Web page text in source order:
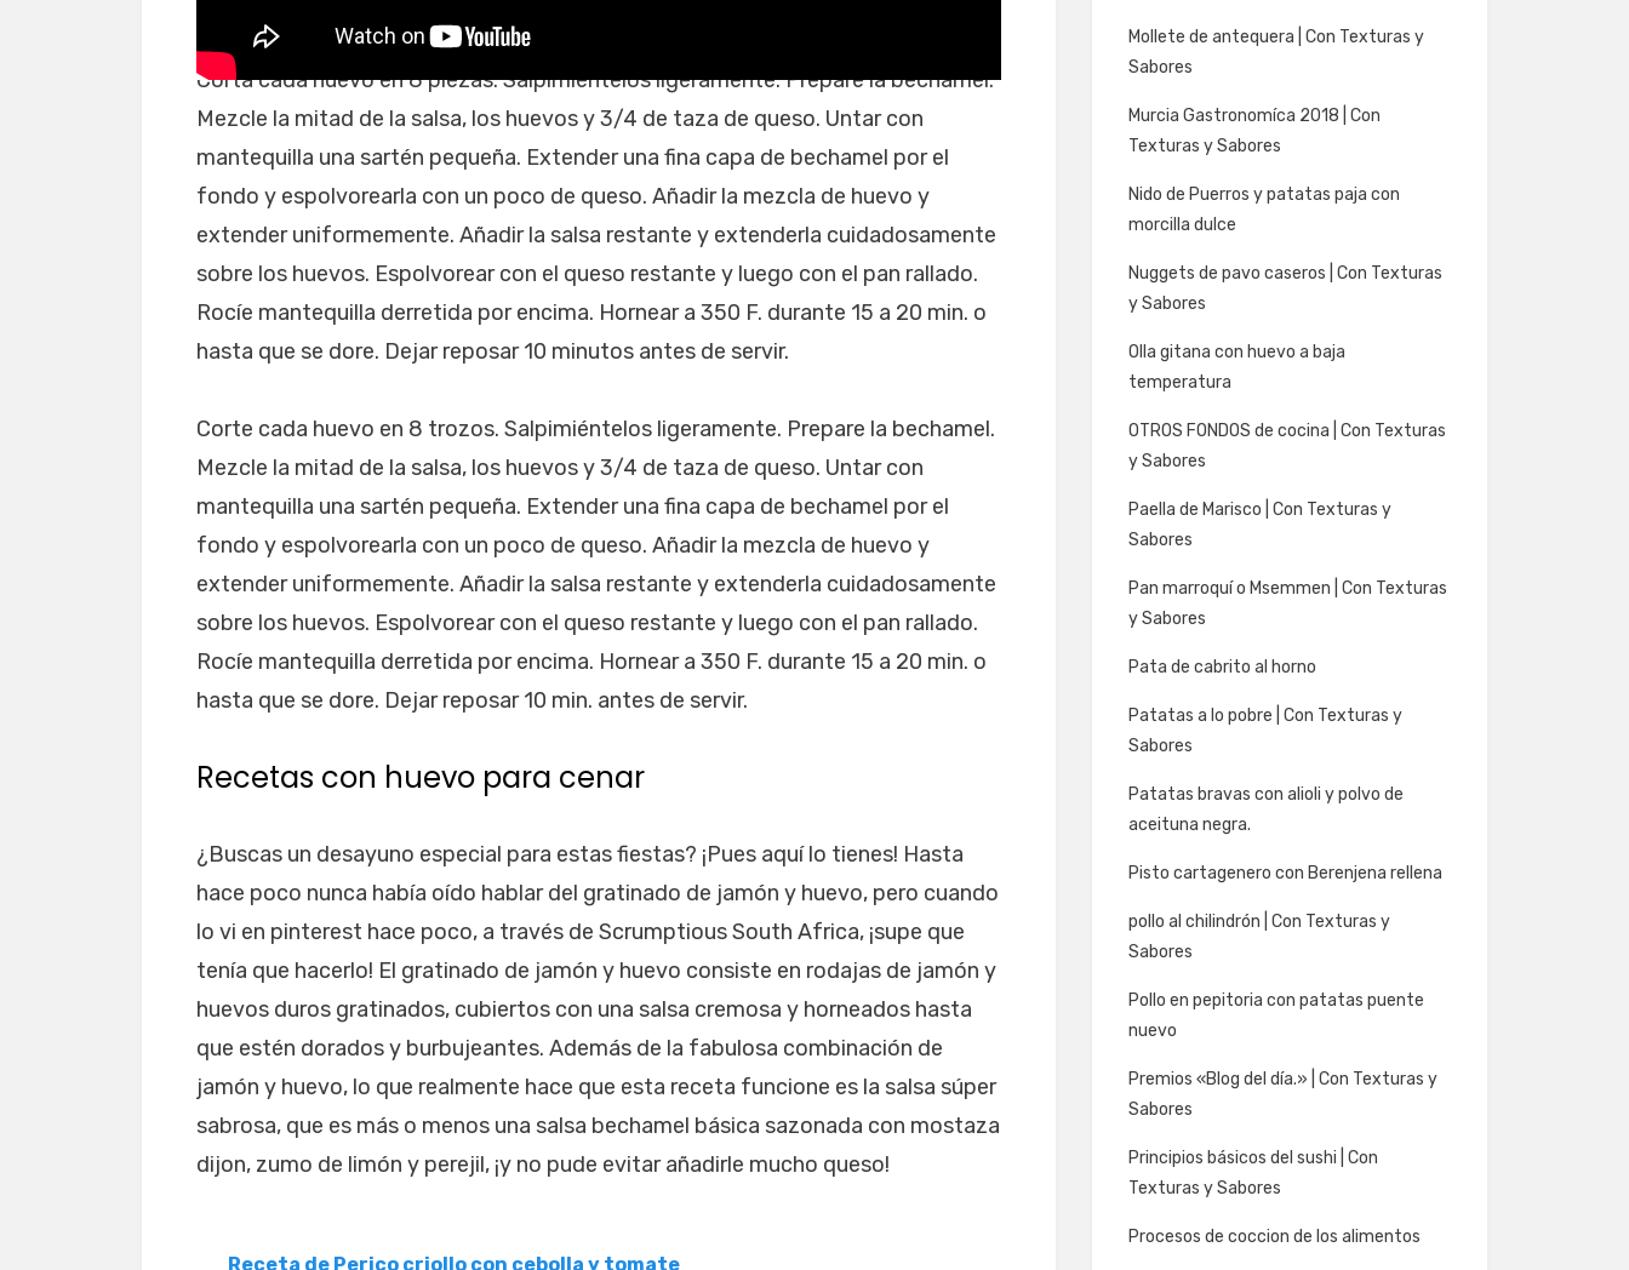
Corta cada huevo en 8 piezas. Salpimiéntelos ligeramente. Prepare la bechamel.
Mezcle la mitad de la salsa, los huevos y 3/4 de taza de queso. Untar con
mantequilla una sartén pequeña. Extender una fina capa de bechamel por el
fondo y espolvorearla con un poco de queso. Añadir la mezcla de huevo y
extender uniformemente. Añadir la salsa restante y extenderla cuidadosamente
sobre los huevos. Espolvorear con el queso restante y luego con el pan rallado.
Rocíe mantequilla derretida por encima. Hornear a 350 F. durante 15 a 20 min. o
hasta que se dore. Dejar reposar 10 minutos antes de servir.
Corte cada huevo en 8 trozos. Salpimiéntelos ligeramente. Prepare la bechamel.
Mezcle la mitad de la salsa, los huevos y 3/4 de taza de queso. Untar con
mantequilla una sartén pequeña. Extender una fina capa de bechamel por el
fondo y espolvorearla con un poco de queso. Añadir la mezcla de huevo y
extender uniformemente. Añadir la salsa restante y extenderla cuidadosamente
sobre los huevos. Espolvorear con el queso restante y luego con el pan rallado.
Rocíe mantequilla derretida por encima. Hornear a 350 F. durante 15 a 20 min. o
hasta que se dore. Dejar reposar 10 min. antes de servir.
Recetas con huevo para cenar
¿Buscas un desayuno especial para estas fiestas? ¡Pues aquí lo tienes! Hasta
hace poco nunca había oído hablar del gratinado de jamón y huevo, pero cuando
lo vi en pinterest hace poco, a través de Scrumptious South Africa, ¡supe que
tenía que hacerlo! El gratinado de jamón y huevo consiste en rodajas de jamón y
huevos duros gratinados, cubiertos con una salsa cremosa y horneados hasta
que estén dorados y burbujeantes. Además de la fabulosa combinación de
jamón y huevo, lo que realmente hace que esta receta funcione es la salsa súper
sabrosa, que es más o menos una salsa bechamel básica sazonada con mostaza
dijon, zumo de limón y perejil, ¡y no pude evitar añadirle mucho queso!
Receta de Perico criollo con cebolla y tomate
Mollete de antequera | Con Texturas y
Sabores
Murcia Gastronomíca 2018 | Con
Texturas y Sabores
Nido de Puerros y patatas paja con
morcilla dulce
Nuggets de pavo caseros | Con Texturas
y Sabores
Olla gitana con huevo a baja
temperatura
OTROS FONDOS de cocina | Con Texturas
y Sabores
Paella de Marisco | Con Texturas y
Sabores
Pan marroquí o Msemmen | Con Texturas
y Sabores
Pata de cabrito al horno
Patatas a lo pobre | Con Texturas y
Sabores
Patatas bravas con alioli y polvo de
aceituna negra.
Pisto cartagenero con Berenjena rellena
pollo al chilindrón | Con Texturas y
Sabores
Pollo en pepitoria con patatas puente
nuevo
Premios «Blog del día.» | Con Texturas y
Sabores
Principios básicos del sushi | Con
Texturas y Sabores
Procesos de coccion de los alimentos